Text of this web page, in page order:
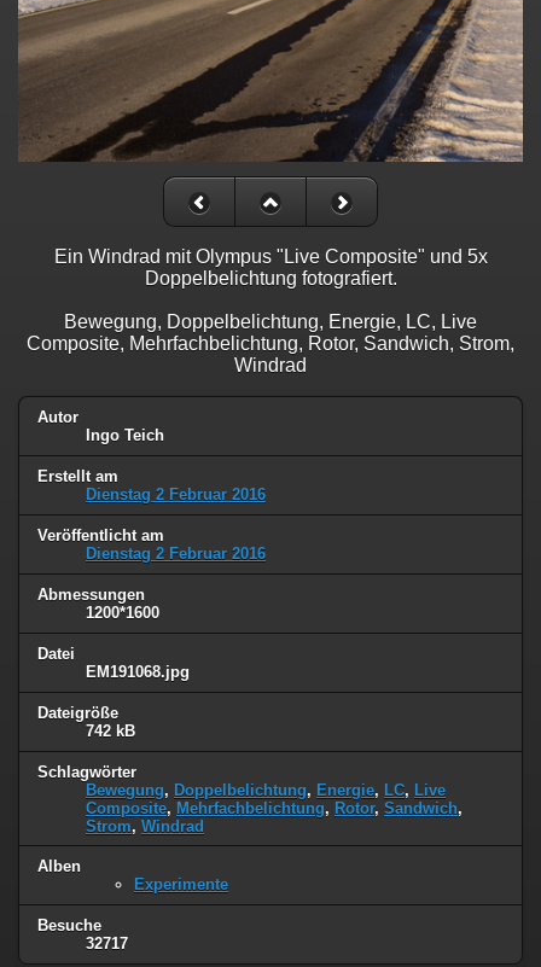
Ein Windrad mit Olympus "Live Composite" und 5x
Doppelbelichtung fotografiert.
Bewegung, Doppelbelichtung, Energie, LC, Live
Composite, Mehrfachbelichtung, Rotor, Sandwich, Strom,
Windrad
Autor
Ingo Teich
Erstellt am
Dienstag 2 Februar 2016
Veröffentlicht am
Dienstag 2 Februar 2016
Abmessungen
1200*1600
Datei
EM191068.jpg
Dateigröße
742 kB
Schlagwörter
Bewegung, Doppelbelichtung, Energie, LC, Live
Composite, Mehrfachbelichtung, Rotor, Sandwich,
Strom, Windrad
Alben
Experimente
Besuche
32717